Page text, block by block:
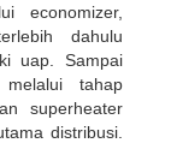
economizer,
dahulu
uap. Sampai
tahap
superheater
distribusi.